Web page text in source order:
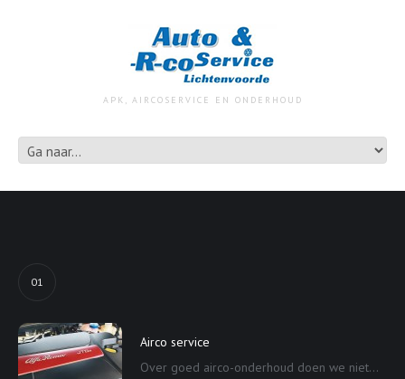
APK, AIRCOSERVICE EN ONDERHOUD
01
Airco service
Over goed airco-onderhoud doen we niet...